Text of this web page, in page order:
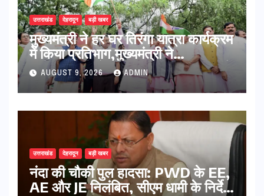
उत्तराखंड देहरादून बड़ी खबर
मुख्यमंत्री ने हर घर तिरंगा यात्रा कार्यक्रम
में किया प्रतिभाग,मुख्यमंत्री ने
प्रदेशवासियों से स्वतंत्रता दिवस पर अपने
घरों में तिरंगा फहराने का किया आवाह्न
AUGUST 9, 2026 ADMIN
उत्तराखंड देहरादून बड़ी खबर
नंदा की चौकी पुल हादसा: PWD के EE,
AE और JE निलंबित, सीएम धामी के निर्देश